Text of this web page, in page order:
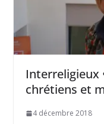
Interreligieux
chrétiens et
4 décembre 2018